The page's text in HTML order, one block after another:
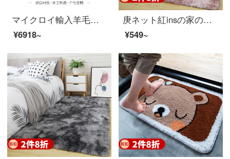
マイクロイ輸入羊毛カスタムヨーロッパ式現代北欧アメリカ式新中国式客間茶何敷ソファブック部屋のベッドルームの前に畳じゅうたんを敷き詰めたZD 045【上質輸入羊毛】お客様のサイズによってカスタマイズされました（平方メートル）
¥6918~
庚ネット紅insの家の寝室は簡単に現代のベッドサイドの絨毯のいっぱいに客間のじゅうたんの茶床を敷いて、枕元の長方形の北欧の可愛いグラデーションの絨毯の敷き物のグラデーションの紫色の80 X 200 CM
¥549~